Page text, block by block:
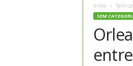
Início Sem
SEM